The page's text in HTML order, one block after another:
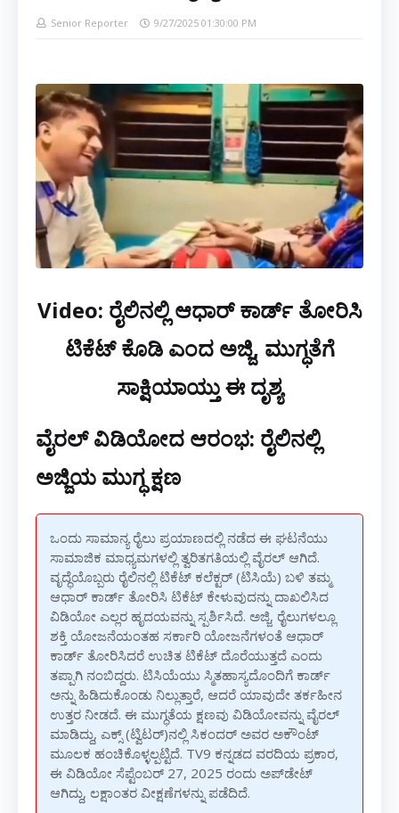
Senior Reporter 9/27/2025 01:30:00 PM
Video: ರೈಲಿನಲ್ಲಿ ಆಧಾರ್ ಕಾರ್ಡ್ ತೋರಿಸಿ
ಟಿಕೆಟ್ ಕೊಡಿ ಎಂದ ಅಜ್ಜಿ, ಮುಗ್ಧತೆಗೆ
ಸಾಕ್ಷಿಯಾಯ್ತು ಈ ದೃಶ್ಯ
ವೈರಲ್ ವಿಡಿಯೋದ ಆರಂಭ: ರೈಲಿನಲ್ಲಿ
ಅಜ್ಜಿಯ ಮುಗ್ಧ ಕ್ಷಣ
ಒಂದು ಸಾಮಾನ್ಯ ರೈಲು ಪ್ರಯಾಣದಲ್ಲಿ ನಡೆದ ಈ ಘಟನೆಯು
ಸಾಮಾಜಿಕ ಮಾಧ್ಯಮಗಳಲ್ಲಿ ತ್ವರಿತಗತಿಯಲ್ಲಿ ವೈರಲ್ ಆಗಿದೆ.
ವೃದ್ಧೆಯೊಬ್ಬರು ರೈಲಿನಲ್ಲಿ ಟಿಕೆಟ್ ಕಲೆಕ್ಟರ್ (ಟಿಸಿಯೆ) ಬಳಿ ತಮ್ಮ
ಆಧಾರ್ ಕಾರ್ಡ್ ತೋರಿಸಿ ಟಿಕೆಟ್ ಕೇಳುವುದನ್ನು ದಾಖಲಿಸಿದ
ವಿಡಿಯೋ ಎಲ್ಲರ ಹೃದಯವನ್ನು ಸ್ಪರ್ಶಿಸಿದೆ. ಅಜ್ಜಿ, ರೈಲುಗಳಲ್ಲೂ
ಶಕ್ತಿ ಯೋಜನೆಯಂತಹ ಸರ್ಕಾರಿ ಯೋಜನೆಗಳಂತೆ ಆಧಾರ್
ಕಾರ್ಡ್ ತೋರಿಸಿದರೆ ಉಚಿತ ಟಿಕೆಟ್ ದೊರೆಯುತ್ತದೆ ಎಂದು
ತಪ್ಪಾಗಿ ನಂಬಿದ್ದರು. ಟಿಸಿಯೆಯು ಸ್ಮಿತಹಾಸ್ಯದೊಂದಿಗೆ ಕಾರ್ಡ್
ಅನ್ನು ಹಿಡಿದುಕೊಂಡು ನಿಲ್ಲುತ್ತಾರೆ, ಆದರೆ ಯಾವುದೇ ತರ್ಕಹೀನ
ಉತ್ತರ ನೀಡದೆ. ಈ ಮುಗ್ಧತೆಯ ಕ್ಷಣವು ವಿಡಿಯೋವನ್ನು ವೈರಲ್
ಮಾಡಿದ್ದು, ಎಕ್ಸ್ (ಟ್ವಿಟರ್)ನಲ್ಲಿ ಸಿಕಂದರ್ ಅವರ ಅಕೌಂಟ್
ಮೂಲಕ ಹಂಚಿಕೊಳ್ಳಲ್ಪಟ್ಟಿದೆ. TV9 ಕನ್ನಡದ ವರದಿಯ ಪ್ರಕಾರ,
ಈ ವಿಡಿಯೋ ಸೆಪ್ಟೆಂಬರ್ 27, 2025 ರಂದು ಅಪ್‌ಡೇಟ್
ಆಗಿದ್ದು, ಲಕ್ಷಾಂತರ ವೀಕ್ಷಣೆಗಳನ್ನು ಪಡೆದಿದೆ.